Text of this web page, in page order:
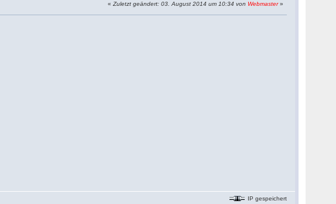
«Zuletzt geändert: 03. August 2014 um 10:34 von Webmaster»
IP gespeichert